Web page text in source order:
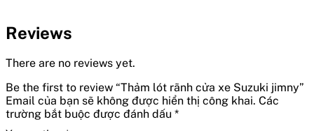
Reviews
There are no reviews yet.
Be the first to review “Thảm lót rãnh cửa xe Suzuki jimny”
Email của bạn sẽ không được hiển thị công khai. Các
trường bắt buộc được đánh dấu *